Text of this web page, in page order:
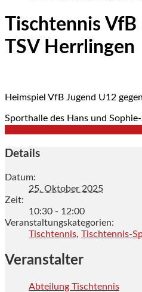
Tischtennis
TSV Herrlingen
Heimspiel VfB Jugend U12
Sporthalle des Hans und
Details
Datum:
25. Oktober 2025
Zeit:
10:30 - 12:00
Veranstaltungskategorien:
Tischtennis, Tischtennis-
Veranstalter
Abteilung Tischtennis